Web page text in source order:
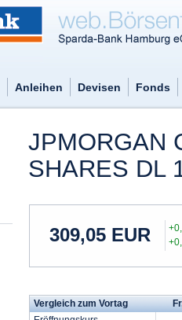
Anleihen Devisen Fonds
JPMORGAN
SHARES DL
309,05 EUR
Vergleich zum Vortag